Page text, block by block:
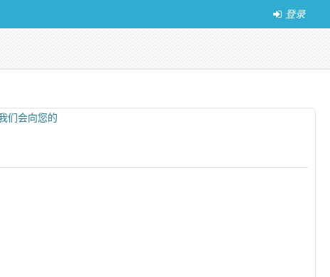
登录
们会向您的